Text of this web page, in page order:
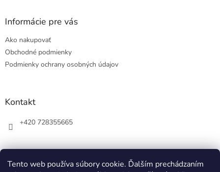
Tento web používa súbory cookie. Ďalším prechádzaním
Informácie pre vás
Ako nakupovať
Obchodné podmienky
Podmienky ochrany osobných údajov
Kontakt
+420 728355665